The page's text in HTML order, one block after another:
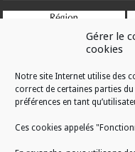
Gérer le
cookies
Notre site Internet utilise des
correct de certaines parties
préférences en tant
Ces cookies appelés
RÉALISATION